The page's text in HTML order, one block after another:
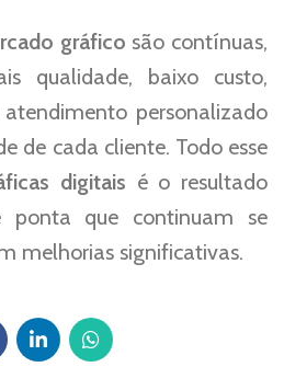
gráfico são contínuas,
qualidade, baixo custo,
personalizado
de cada cliente. Todo esse
digitais é o resultado
ponta que continuam se
melhorias significativas.